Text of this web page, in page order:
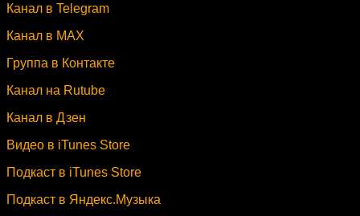
Канал в Telegram
Канал в MAX
Группа в Контакте
Канал на Rutube
Канал в Дзен
Видео в iTunes Store
Подкаст в iTunes Store
Подкаст в Яндекс.Музыка